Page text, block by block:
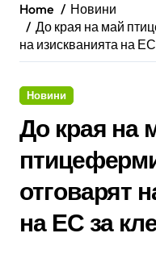
Home
Новини
До края на май
на изискванията на ЕС
Новини
До края на
отговарят
на ЕС за